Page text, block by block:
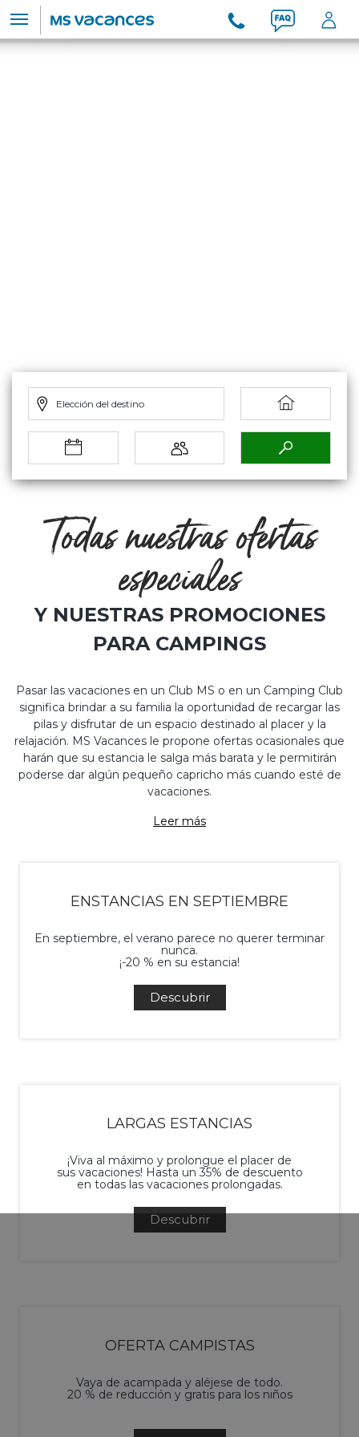
Elección del destino
Todas nuestras ofertas
especiales
Y NUESTRAS PROMOCIONES
PARA CAMPINGS
Pasar las vacaciones en un Club MS o en un Camping Club
significa brindar a su familia la oportunidad de recargar las
pilas y disfrutar de un espacio destinado al placer y la
relajación. MS Vacances le propone ofertas ocasionales que
harán que su estancia le salga más barata y le permitirán
poderse dar algún pequeño capricho más cuando esté de
vacaciones.
Leer más
ENSTANCIAS EN SEPTIEMBRE
En septiembre, el verano parece no querer terminar
nunca.
¡-20 % en su estancia!
Descubrir
LARGAS ESTANCIAS
¡Viva al máximo y prolongue el placer de
sus vacaciones! Hasta un 35% de descuento
en todas las vacaciones prolongadas.
Descubrir
OFERTA CAMPISTAS
Vaya de acampada y aléjese de todo.
20 % de reducción y gratis para los niños